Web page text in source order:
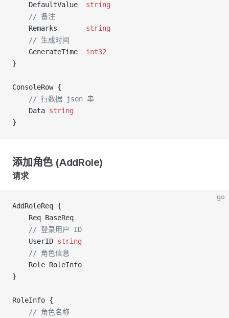
	DefaultValue
string
	// 备注
	Remarks
string
	// 生成时间
	GenerateTime
int32
}
ConsoleRow {
	// 行数据 json 串
	Data
string
}
添加角色 (AddRole)
请求
go
AddRoleReq {
	Req BaseReq
	// 登录用户 ID
	UserID
string
	// 角色信息
	Role RoleInfo
}
RoleInfo {
	// 角色名称